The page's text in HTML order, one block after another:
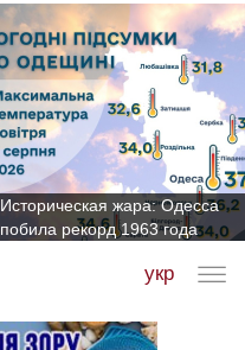
Историческая жара: Одесса
побила рекорд 1963 года
укр